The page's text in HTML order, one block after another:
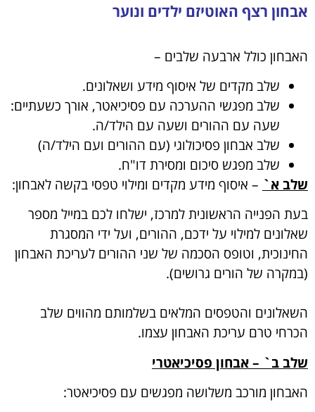
אבחון רצף האוטיזם ילדים ונוער
האבחון כולל ארבעה שלבים –
שלב מקדים של איסוף מידע ושאלונים.
שלב מפגשי ההערכה עם פסיכיאטר, אורך כשעתיים:
שעה עם ההורים ושעה עם הילד/ה.
שלב אבחון פסיכולוגי (עם ההורים ועם הילד/ה)
שלב מפגש סיכום ומסירת דו"ח.
שלב א` – איסוף מידע מקדים ומילוי טפסי בקשה לאבחון:
בעת הפנייה הראשונית למרכז, ישלחו לכם במייל מספר
שאלונים למילוי על ידכם, ההורים, ועל ידי המסגרת
החינוכית, וטופס הסכמה של שני ההורים לעריכת האבחון
(במקרה של הורים גרושים).
השאלונים והטפסים המלאים בשלמותם מהווים שלב
הכרחי טרם עריכת האבחון עצמו.
שלב ב` – אבחון פסיכיאטרי
האבחון מורכב משלושה מפגשים עם פסיכיאטר: